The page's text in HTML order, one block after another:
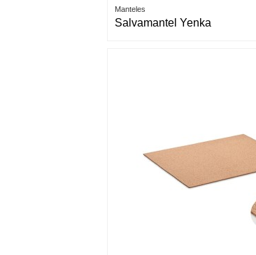
Manteles
Salvamantel Yenka